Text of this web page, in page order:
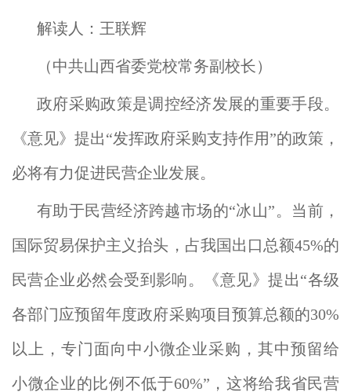
解读人：王联辉
（中共山西省委党校常务副校长）
政府采购政策是调控经济发展的重要手段。
《意见》提出“发挥政府采购支持作用”的政策，
必将有力促进民营企业发展。
有助于民营经济跨越市场的“冰山”。当前，
国际贸易保护主义抬头，占我国出口总额45%的
民营企业必然会受到影响。《意见》提出“各级
各部门应预留年度政府采购项目预算总额的30%
以上，专门面向中小微企业采购，其中预留给
小微企业的比例不低于60%”，这将给我省民营